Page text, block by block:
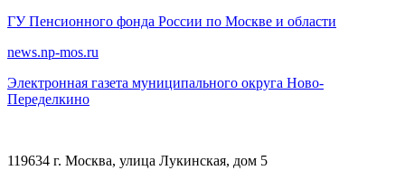
ГУ Пенсионного фонда России по Москве и области
news.np-mos.ru
Электронная газета муниципального округа Ново-
Переделкино
119634 г. Москва, улица Лукинская, дом 5